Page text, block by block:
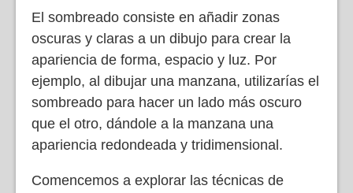
El sombreado consiste en añadir zonas
oscuras y claras a un dibujo para crear la
apariencia de forma, espacio y luz. Por
ejemplo, al dibujar una manzana, utilizarías el
sombreado para hacer un lado más oscuro
que el otro, dándole a la manzana una
apariencia redondeada y tridimensional.
Comencemos a explorar las técnicas de